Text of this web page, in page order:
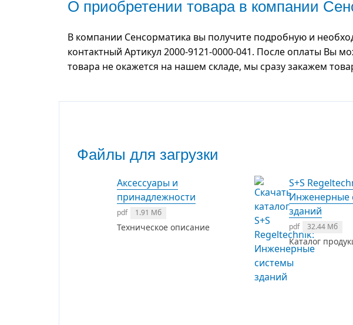
О приобретении товара в компании
В компании Сенсорматика вы получите подробную и
контактный Артикул 2000-9121-0000-041. После оплаты Вы
товара не окажется на нашем складе, мы сразу закажем
Файлы для загрузки
Аксессуары и
принадлежности
pdf 1.91 Мб
Техническое описание
S+S
Инженерные
зданий
pdf 32.44 Мб
Каталог